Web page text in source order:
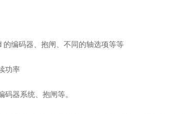
的编码器、抱闸、不同的轴选项等等
功率
器系统、抱闸等。